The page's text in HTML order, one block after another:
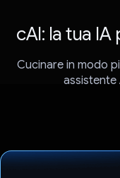
cAI: la tua
Cucinare in modo
assistente